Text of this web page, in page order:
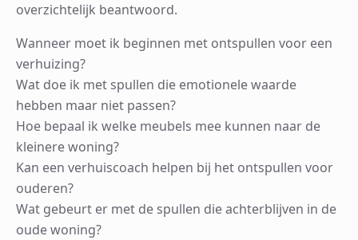
overzichtelijk beantwoord.
Wanneer moet ik beginnen met ontspullen voor een
verhuizing?
Wat doe ik met spullen die emotionele waarde
hebben maar niet passen?
Hoe bepaal ik welke meubels mee kunnen naar de
kleinere woning?
Kan een verhuiscoach helpen bij het ontspullen voor
ouderen?
Wat gebeurt er met de spullen die achterblijven in de
oude woning?